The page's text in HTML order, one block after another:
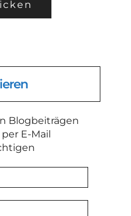
Blogbeiträgen
E-Mail